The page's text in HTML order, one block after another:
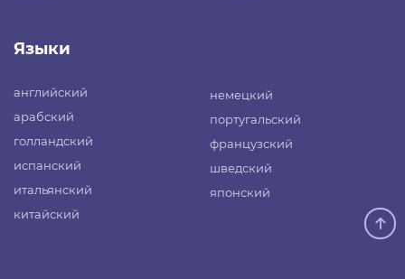
Языки
английский
арабский
голландский
испанский
итальянский
китайский
немецкий
португальский
французский
шведский
японский